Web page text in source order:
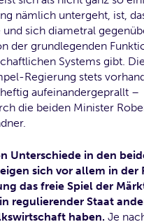
nämlich untergeht, ist,
sich diametral
der grundlegenden
Systems gibt.
Regierung stets
aufeinandergeprallt –
die beiden Minister
Unterschiede in den
sich vor allem in der
das freie Spiel der
regulierender Staat
haben. Je